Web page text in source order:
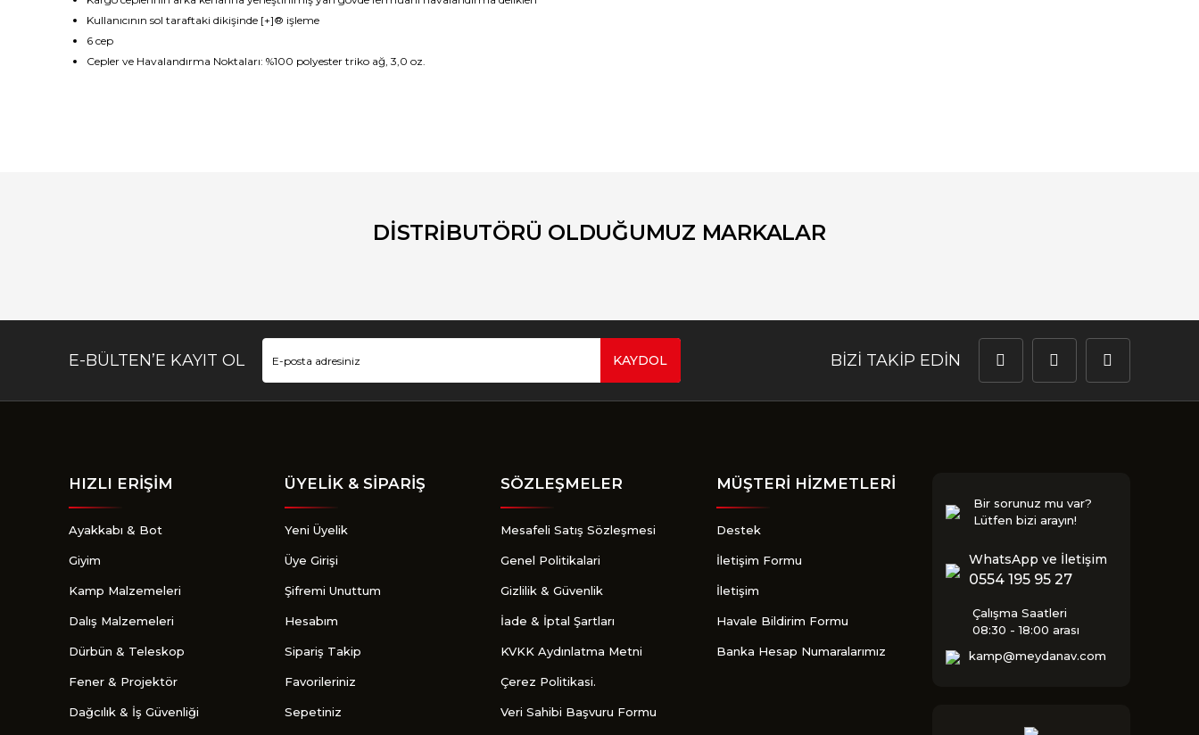
Kullanıcının sol taraftaki dikişinde [+]® işleme
6 cep
Cepler ve Havalandırma Noktaları: %100 polyester triko ağ, 3,0 oz.
Yorum Yaz
DİSTRİBUTÖRÜ OLDUĞUMUZ MARKALAR
E-BÜLTEN’E KAYIT OL KAYDOL BİZİ TAKİP EDİN
HIZLI ERİŞİM
Ayakkabı & Bot
Giyim
Kamp Malzemeleri
Dalış Malzemeleri
Dürbün & Teleskop
Fener & Projektör
Dağcılık & İş Güvenliği
ÜYELİK & SİPARİŞ
Yeni Üyelik
Üye Girişi
Şifremi Unuttum
Hesabım
Sipariş Takip
Favorileriniz
Sepetiniz
SÖZLEŞMELER
Mesafeli Satış Sözleşmesi
Genel Politikalari
Gizlilik & Güvenlik
İade & İptal Şartları
KVKK Aydınlatma Metni
Çerez Politikasi.
Veri Sahibi Başvuru Formu
MÜŞTERİ HİZMETLERİ
Destek
İletişim Formu
İletişim
Havale Bildirim Formu
Banka Hesap Numaralarımız
Bir sorunuz mu var?
Lütfen bizi arayın!
WhatsApp ve İletişim
0554 195 95 27
Çalışma Saatleri
08:30 - 18:00 arası
kamp@meydanav.com